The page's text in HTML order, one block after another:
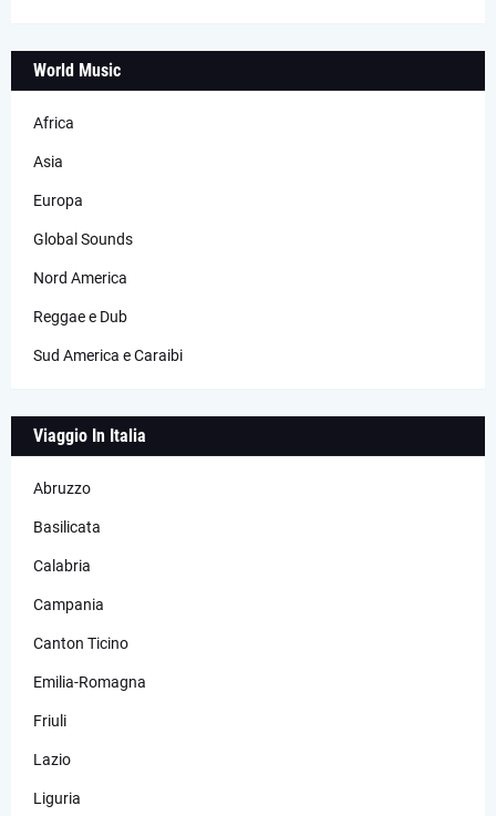
World Music
Africa
Asia
Europa
Global Sounds
Nord America
Reggae e Dub
Sud America e Caraibi
Viaggio In Italia
Abruzzo
Basilicata
Calabria
Campania
Canton Ticino
Emilia-Romagna
Friuli
Lazio
Liguria